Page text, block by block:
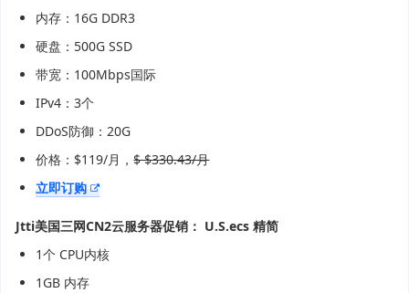
内存：16G DDR3
硬盘：500G SSD
带宽：100Mbps国际
IPv4：3个
DDoS防御：20G
价格：$119/月，$ $330.43/月
立即订购
Jtti美国三网CN2云服务器促销： U.S.ecs 精简
1个 CPU内核
1GB 内存